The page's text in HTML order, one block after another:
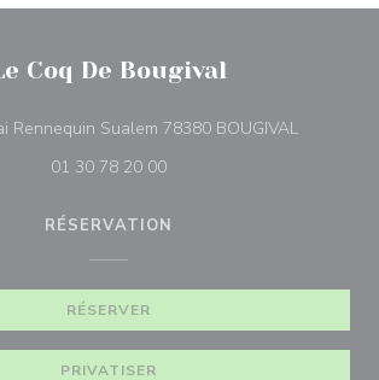
Coq De Bougival
Rennequin Sualem 78380 BOUGIVAL((ouvre
01 30 78 20 00
RÉSERVATION
RÉSERVER
PRIVATISER